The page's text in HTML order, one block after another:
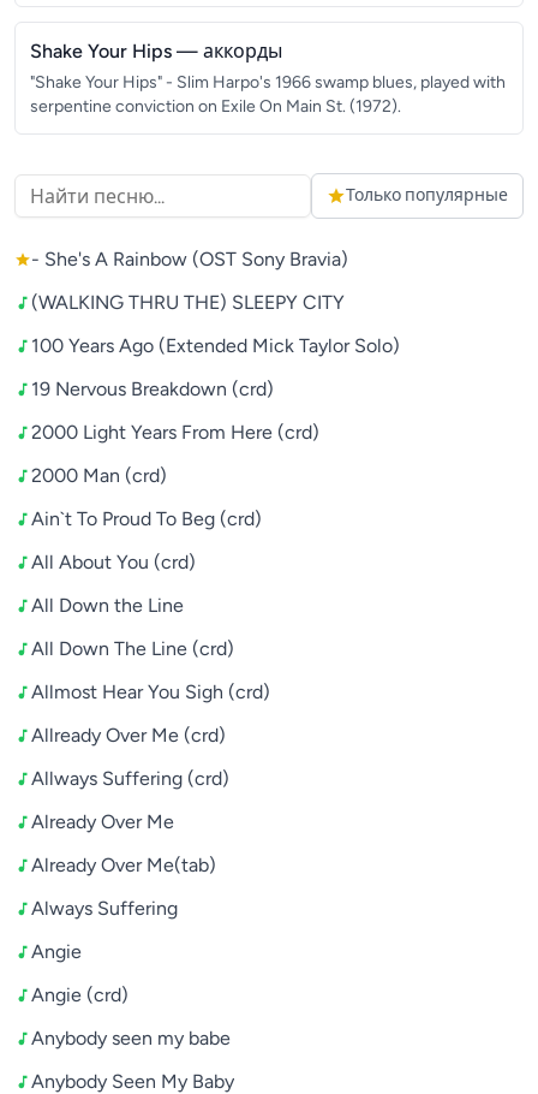
Shake Your Hips — аккорды
"Shake Your Hips" - Slim Harpo's 1966 swamp blues, played with
serpentine conviction on Exile On Main St. (1972).
Только популярные
- She's A Rainbow (OST Sony Bravia)
(WALKING THRU THE) SLEEPY CITY
100 Years Ago (Extended Mick Taylor Solo)
19 Nervous Breakdown (crd)
2000 Light Years From Here (crd)
2000 Man (crd)
Ain`t To Proud To Beg (crd)
All About You (crd)
All Down the Line
All Down The Line (crd)
Allmost Hear You Sigh (crd)
Allready Over Me (crd)
Allways Suffering (crd)
Already Over Me
Already Over Me(tab)
Always Suffering
Angie
Angie (crd)
Anybody seen my babe
Anybody Seen My Baby